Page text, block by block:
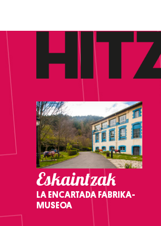
Eskaintzak
LA ENCARTADA FABRIKA-
MUSEOA